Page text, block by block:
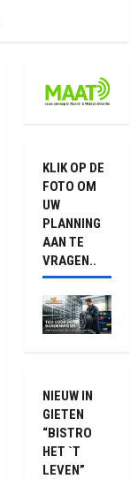
KLIK OP DE
FOTO OM
UW
PLANNING
AAN TE
VRAGEN..
NIEUW IN
GIETEN
“BISTRO
HET `T
LEVEN”